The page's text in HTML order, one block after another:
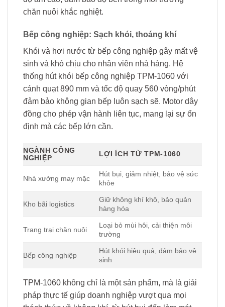
chăn nuôi khắc nghiệt.
Bếp công nghiệp: Sạch khói, thoáng khí
Khói và hơi nước từ bếp công nghiệp gây mất vệ
sinh và khó chịu cho nhân viên nhà hàng. Hệ
thống hút khói bếp công nghiệp TPM-1060 với
cánh quạt 890 mm và tốc độ quay 560 vòng/phút
đảm bảo không gian bếp luôn sạch sẽ. Motor dây
đồng cho phép vận hành liên tục, mang lại sự ổn
định mà các bếp lớn cần.
NGÀNH CÔNG
NGHIỆP
LỢI ÍCH TỪ TPM-1060
Nhà xưởng may mặc
Hút bụi, giảm nhiệt, bảo vệ sức
khỏe
Kho bãi logistics
Giữ không khí khô, bảo quản
hàng hóa
Trang trại chăn nuôi
Loại bỏ mùi hôi, cải thiện môi
trường
Bếp công nghiệp
Hút khói hiệu quả, đảm bảo vệ
sinh
TPM-1060 không chỉ là một sản phẩm, mà là giải
pháp thực tế giúp doanh nghiệp vượt qua mọi